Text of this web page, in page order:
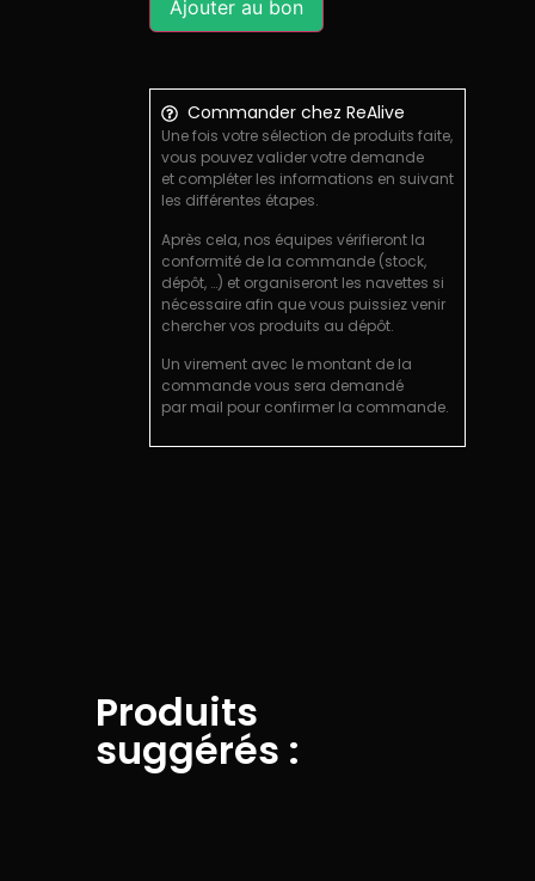
Ajouter au bon
Commander chez ReAlive
Une fois votre sélection de produits faite,
vous pouvez valider votre demande
et compléter les informations en suivant
les différentes étapes.
Après cela, nos équipes vérifieront la
conformité de la commande (stock,
dépôt, …) et organiseront les navettes si
nécessaire afin que vous puissiez venir
chercher vos produits au dépôt.
Un virement avec le montant de la
commande vous sera demandé
par mail pour confirmer la commande.
Produits
suggérés :